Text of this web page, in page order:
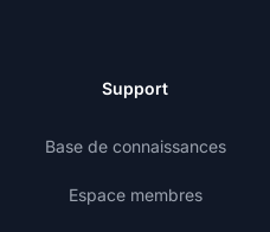
Support
Base de connaissances
Espace membres